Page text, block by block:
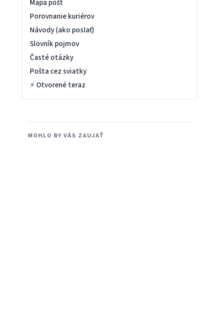
Mapa pôšt
Porovnanie kuriérov
Návody (ako poslať)
Slovník pojmov
Časté otázky
Pošta cez sviatky
⚡ Otvorené teraz
MOHLO BY VÁS ZAUJAŤ